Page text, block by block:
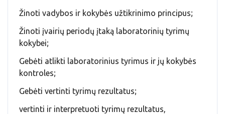
Žinoti vadybos ir kokybės užtikrinimo principus;
Žinoti įvairių periodų įtaką laboratorinių tyrimų
kokybei;
Gebėti atlikti laboratorinius tyrimus ir jų kokybės
kontroles;
Gebėti vertinti tyrimų rezultatus;
vertinti ir interpretuoti tyrimų rezultatus,